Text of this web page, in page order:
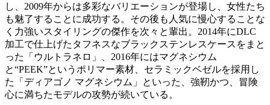
し、2009年からは多彩なバリエーションが登場し、女性たち
も魅了することに成功する。その後も人気に慢心することな
く力強いスタイリングの傑作を次々と輩出。2014年にDLC
加工で仕上げたタフネスなブラックステンレスケースをまと
った「ウルトラネロ」、2016年にはマグネシウム
と“PEEK”というポリマー素材、セラミックベゼルを採用し
た「ディアゴノ マグネシウム」といった、強靭かつ、冒険
心に満ちたモデルの攻勢が続いている。